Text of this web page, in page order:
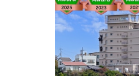
_
s
e
c
h